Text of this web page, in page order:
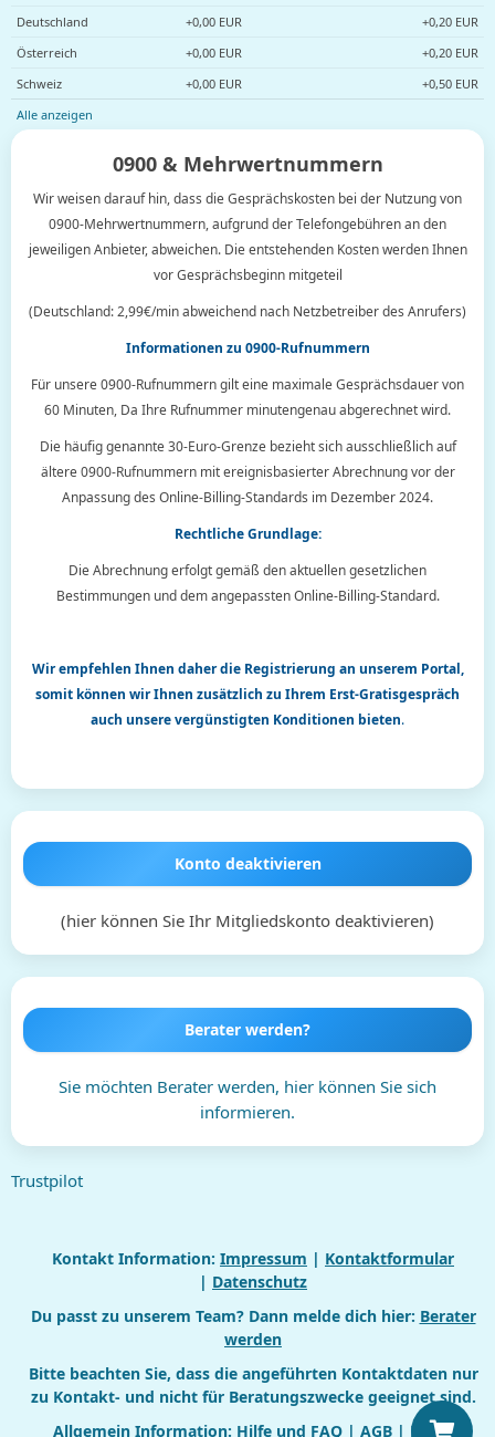
Deutschland
+0,00 EUR
+0,20 EUR
Österreich
+0,00 EUR
+0,20 EUR
Schweiz
+0,00 EUR
+0,50 EUR
Alle anzeigen
0900 & Mehrwertnummern
Wir weisen darauf hin, dass die Gesprächskosten bei der Nutzung von
0900-Mehrwertnummern, aufgrund der Telefongebühren an den
jeweiligen Anbieter, abweichen. Die entstehenden Kosten werden Ihnen
vor Gesprächsbeginn mitgeteil
(Deutschland: 2,99€/min abweichend nach Netzbetreiber des Anrufers)
Informationen zu 0900-Rufnummern
Für unsere 0900-Rufnummern gilt eine maximale Gesprächsdauer von
60 Minuten, Da Ihre Rufnummer minutengenau abgerechnet wird.
Die häufig genannte 30-Euro-Grenze bezieht sich ausschließlich auf
ältere 0900-Rufnummern mit ereignisbasierter Abrechnung vor der
Anpassung des Online-Billing-Standards im Dezember 2024.
Rechtliche Grundlage:
Die Abrechnung erfolgt gemäß den aktuellen gesetzlichen
Bestimmungen und dem angepassten Online-Billing-Standard.
Wir empfehlen Ihnen daher die Registrierung an unserem Portal,
somit können wir Ihnen zusätzlich zu Ihrem Erst-Gratisgespräch
auch unsere vergünstigten Konditionen bieten.
Konto deaktivieren
(hier können Sie Ihr Mitgliedskonto deaktivieren)
Berater werden?
Sie möchten Berater werden, hier können Sie sich
informieren.
Trustpilot
Kontakt Information: Impressum | Kontaktformular
| Datenschutz
Du passt zu unserem Team? Dann melde dich hier: Berater
werden
Bitte beachten Sie, dass die angeführten Kontaktdaten nur
zu Kontakt- und nicht für Beratungszwecke geeignet sind.
Allgemein Information: Hilfe und FAQ | AGB | Login